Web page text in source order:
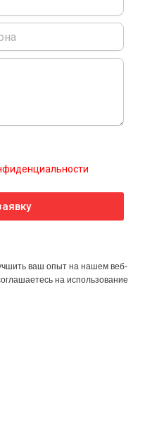
ваш опыт на нашем веб-
на использование